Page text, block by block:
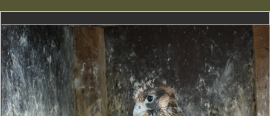
Erwartender Jungfalke
Was macht Ihr da draußen?